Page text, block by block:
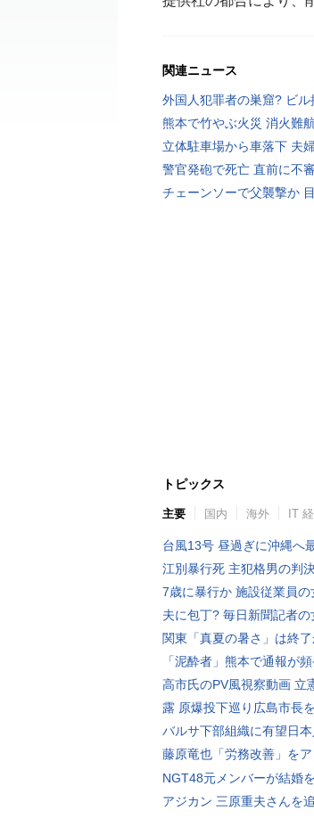
関連ニュース
外国人犯罪者の巣窟? ビル
熊本で竹やぶ火災 消火難
立体駐車場から車落下 夫
警官発砲で死亡 直前に不
チェーンソーで父襲撃か
トピックス
主要 国内 海外 IT
台風13号 昼過ぎに沖縄へ
江別暴行死 主犯格男の判
7歳に暴行か 施設従業員の
夫に包丁? 毎日新聞記者の
関東「真夏の暑さ」は終
「泥酔者」熊本で通報が
高市氏のPV風視察動画 立
露 原爆投下巡り広島市長
バルサ下部組織に有望日本
藤原竜也「労務改善」を
NGT48元メンバーが結婚
アジカン 三原重夫さんを